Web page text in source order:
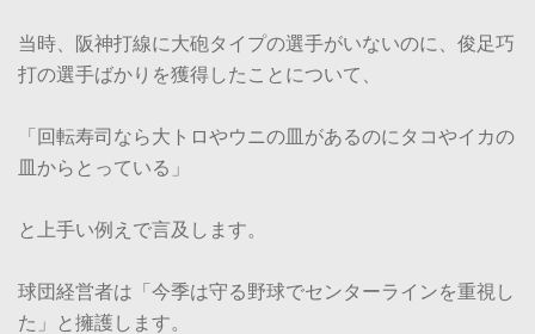
当時、阪神打線に大砲タイプの選手がいないのに、俊足巧
打の選手ばかりを獲得したことについて、
「回転寿司なら大トロやウニの皿があるのにタコやイカの
皿からとっている」
と上手い例えで言及します。
球団経営者は「今季は守る野球でセンターラインを重視し
た」と擁護します。